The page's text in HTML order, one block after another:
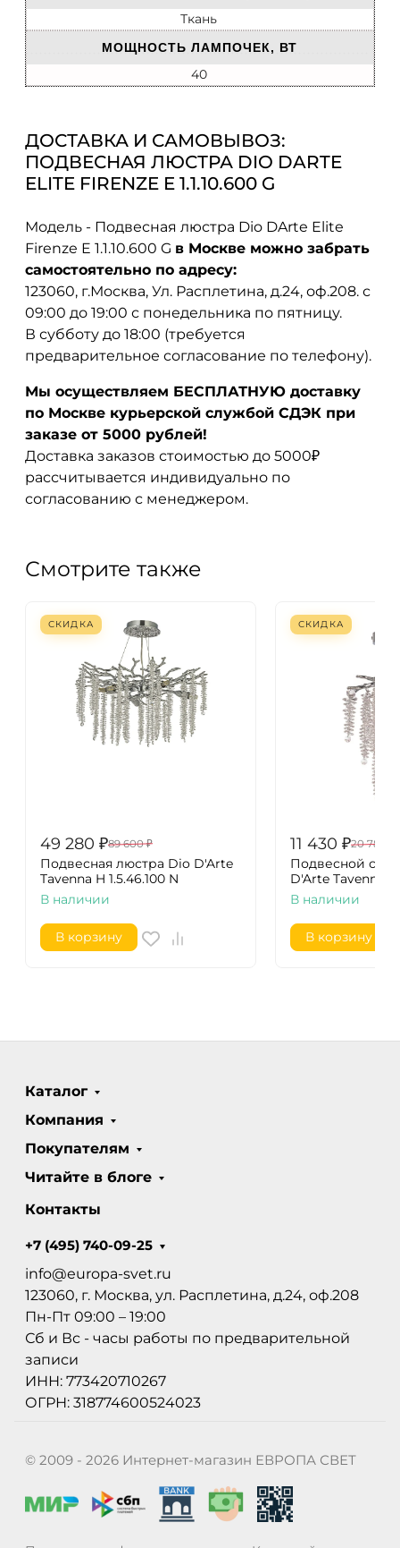
Ткань
МОЩНОСТЬ ЛАМПОЧЕК, ВТ
40
ДОСТАВКА И САМОВЫВОЗ:
ПОДВЕСНАЯ ЛЮСТРА DIO DARTE
ELITE FIRENZE E 1.1.10.600 G
Модель - Подвесная люстра Dio DArte Elite
Firenze E 1.1.10.600 G в Москве можно забрать
самостоятельно по адресу:
123060, г.Москва, Ул. Расплетина, д.24, оф.208. с
09:00 до 19:00 с понедельника по пятницу.
В субботу до 18:00 (требуется
предварительное согласование по телефону).
Мы осуществляем БЕСПЛАТНУЮ доставку
по Москве курьерской службой СДЭК при
заказе от 5000 рублей!
Доставка заказов стоимостью до 5000₽
рассчитывается индивидуально по
согласованию с менеджером.
Смотрите также
СКИДКА
49 280 ₽89 600 ₽
Подвесная люстра Dio D'Arte
Tavenna H 1.5.46.100 N
В наличии
В корзину
СКИДКА
11 430 ₽20 780
Подвесной
D'Arte Tavenna H
В наличии
В корзину
Каталог
Компания
Покупателям
Читайте в блоге
Контакты
+7 (495) 740-09-25
info@europa-svet.ru
123060, г. Москва, ул. Расплетина, д.24, оф.208
Пн-Пт 09:00 – 19:00
Сб и Вс - часы работы по предварительной
записи
ИНН: 773420710267
ОГРН: 318774600524023
© 2009 - 2026 Интернет-магазин ЕВРОПА СВЕТ